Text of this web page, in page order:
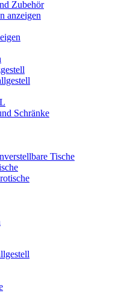
Zubehör
anzeigen
Schränke
Tische